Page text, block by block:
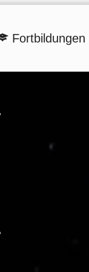
Fortbildungen